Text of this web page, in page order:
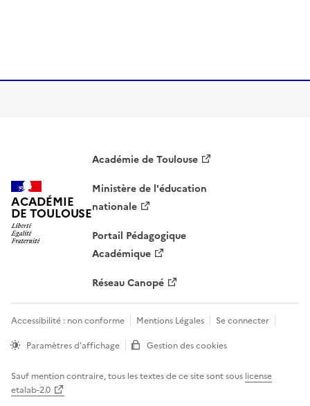
ACADÉMIE
DE TOULOUSE
Académie de Toulouse
Ministère de l'éducation
nationale
Portail Pédagogique
Académique
Réseau Canopé
Accessibilité : non conforme Mentions Légales
Se connecter
Paramètres d'affichage
Gestion des cookies
Sauf mention contraire, tous les textes de ce site sont sous license
etalab-2.0